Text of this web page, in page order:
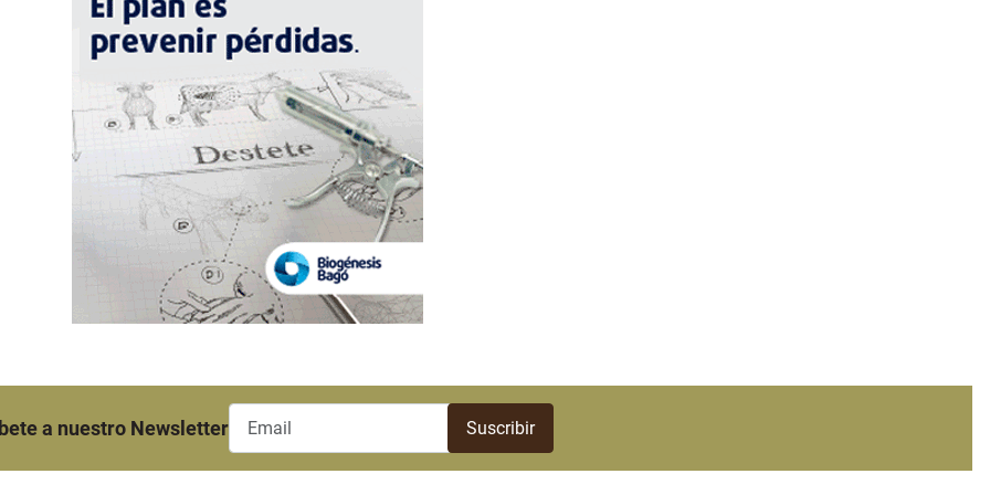
a nuestro Newsletter